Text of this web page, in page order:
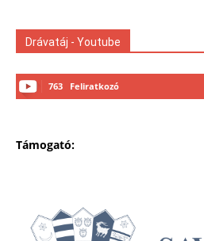
Drávatáj - Youtube
763 Feliratkozó
Támogató: